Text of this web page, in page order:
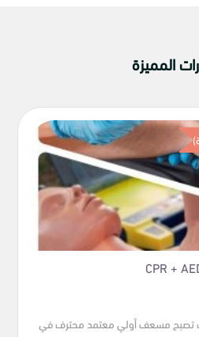
المميزة
تصبح مسعف أولي معتمد محترف في